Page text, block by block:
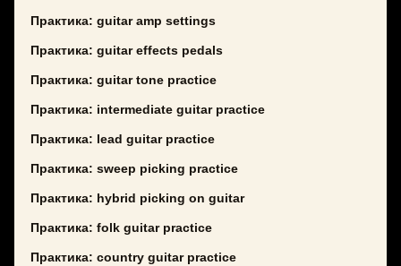
Практика: guitar amp settings
Практика: guitar effects pedals
Практика: guitar tone practice
Практика: intermediate guitar practice
Практика: lead guitar practice
Практика: sweep picking practice
Практика: hybrid picking on guitar
Практика: folk guitar practice
Практика: country guitar practice